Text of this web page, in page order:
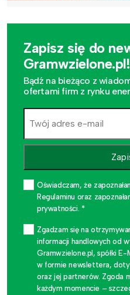
Zapisz się do
Gramwzielone.pl!
Bądź na bieżąco z
ofertami firm z rynku
Oświadczam, że
Regulaminu oraz
prywatności. *
Zgadzam się na
informacji handlowych od
Gramwzielone.pl, spółki
w formie newslettera,
oraz jej partnerów. Zgoda
każdym momencie –